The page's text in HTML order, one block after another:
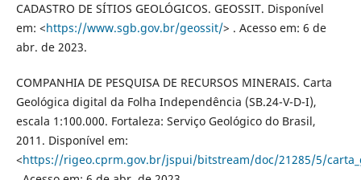
CADASTRO DE SÍTIOS GEOLÓGICOS. GEOSSIT. Disponível
em: <https://www.sgb.gov.br/geossit/> . Acesso em: 6 de
abr. de 2023.
COMPANHIA DE PESQUISA DE RECURSOS MINERAIS. Carta
Geológica digital da Folha Independência (SB.24-V-D-I),
escala 1:100.000. Fortaleza: Serviço Geológico do Brasil,
2011. Disponível em:
<https://rigeo.cprm.gov.br/jspui/bitstream/doc/21285/5/